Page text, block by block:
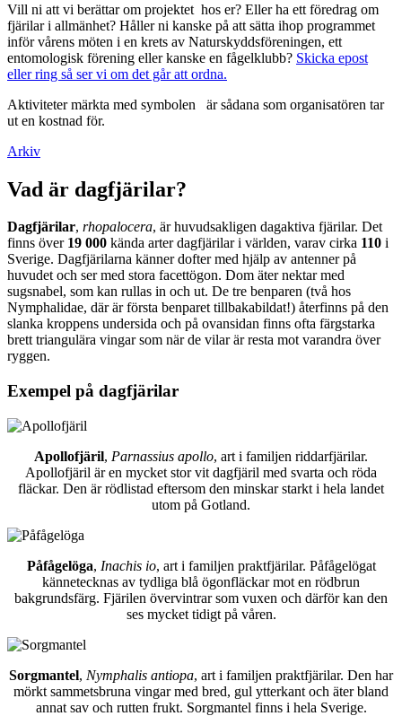
Vill ni att vi berättar om projektet hos er? Eller ha ett föredrag om
fjärilar i allmänhet? Håller ni kanske på att sätta ihop programmet
inför vårens möten i en krets av Naturskyddsföreningen, ett
entomologisk förening eller kanske en fågelklubb? Skicka epost
eller ring så ser vi om det går att ordna.
Aktiviteter märkta med symbolen
är sådana som organisatören tar
ut en kostnad för.
Arkiv
Vad är dagfjärilar?
Dagfjärilar, rhopalocera, är huvudsakligen dagaktiva fjärilar. Det
finns över 19 000 kända arter dagfjärilar i världen, varav cirka 110 i
Sverige. Dagfjärilarna känner dofter med hjälp av antenner på
huvudet och ser med stora facettögon. Dom äter nektar med
sugsnabel, som kan rullas in och ut. De tre benparen (två hos
Nymphalidae, där är första benparet tillbakabildat!) återfinns på den
slanka kroppens undersida och på ovansidan finns ofta färgstarka
brett triangulära vingar som när de vilar är resta mot varandra över
ryggen.
Exempel på dagfjärilar
Apollofjäril, Parnassius apollo, art i familjen riddarfjärilar.
Apollofjäril är en mycket stor vit dagfjäril med svarta och röda
fläckar. Den är rödlistad eftersom den minskar starkt i hela landet
utom på Gotland.
Påfågelöga, Inachis io, art i familjen praktfjärilar. Påfågelögat
kännetecknas av tydliga blå ögonfläckar mot en rödbrun
bakgrundsfärg. Fjärilen övervintrar som vuxen och därför kan den
ses mycket tidigt på våren.
Sorgmantel, Nymphalis antiopa, art i familjen praktfjärilar. Den har
mörkt sammetsbruna vingar med bred, gul ytterkant och äter bland
annat sav och rutten frukt. Sorgmantel finns i hela Sverige.